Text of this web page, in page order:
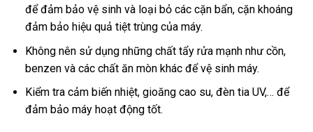
để đảm bảo vệ sinh và loại bỏ các cặn bẩn, cặn khoáng
đảm bảo hiệu quả tiệt trùng của máy.
Không nên sử dụng những chất tẩy rửa mạnh như cồn,
benzen và các chất ăn mòn khác để vệ sinh máy.
Kiểm tra cảm biến nhiệt, gioăng cao su, đèn tia UV,… để
đảm bảo máy hoạt động tốt.